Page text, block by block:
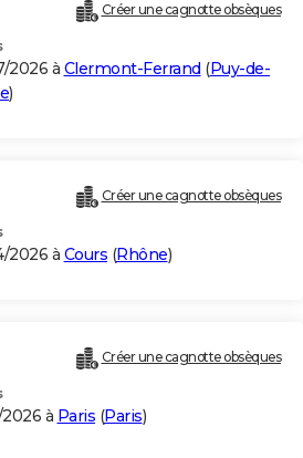
Créer une cagnotte obsèques
2026 à Clermont-Ferrand (Puy-de-
)
Créer une cagnotte obsèques
2026 à Cours (Rhône)
Créer une cagnotte obsèques
2026 à Paris (Paris)